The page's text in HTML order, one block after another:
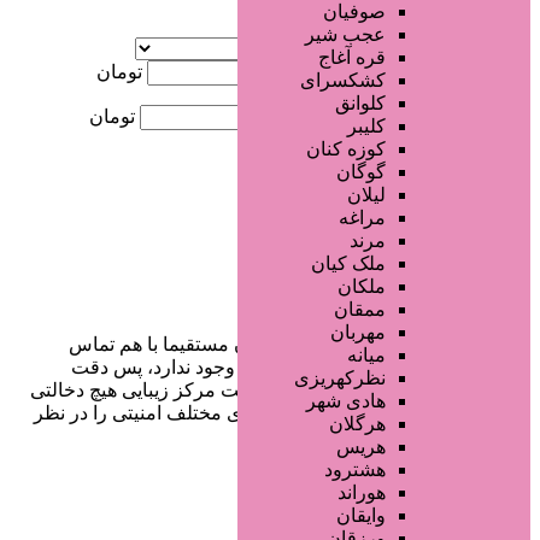
صوفیان
عجب شیر
قره آغاج
کشکسرای
کلوانق
کلیبر
کوزه کنان
گوگان
لیلان
مراغه
مرند
ملک کیان
ملکان
ممقان
مهربان
میانه
نظرکهریزی
هادی شهر
هرگلان
هریس
هشترود
هوراند
وایقان
کمترین قیمت
تومان
بیشترین قیمت تومان
در سایت تبلیغاتی مرکز زیبایی کاربران مستقیما با هم تماس
می‌گیرند و هیچ واسطه‌ای در این میان وجود ندارد، پس دقت
فرمایید که در خرید و فروشِ شما سایت مرکز زیبایی هیچ دخالتی
نداشته و کاربران باید خودشان جنبه‌های مختلف امنیتی را در نظر
دسترسی سریع